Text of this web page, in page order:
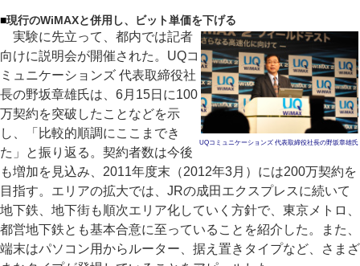
■現行のWiMAXと併用し、ビット単価を下げる
UQコミュニケーションズ 代表取締役社長の野坂章雄氏
実験に先立って、都内では記者
向けに説明会が開催された。UQコ
ミュニケーションズ 代表取締役社
長の野坂章雄氏は、6月15日に100
万契約を突破したことなどを示
し、「比較的順調にここまでき
た」と振り返る。契約者数は今後
も増加を見込み、2011年度末（2012年3月）には200万契約を
目指す。エリアの拡大では、JRの成田エクスプレスに続いて
地下鉄、地下街も順次エリア化していく方針で、東京メトロ、
都営地下鉄とも基本合意に至っていることを紹介した。また、
端末はパソコン用からルーター、据え置きタイプなど、さまざ